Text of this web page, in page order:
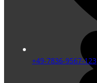
+49-7836-9567-123